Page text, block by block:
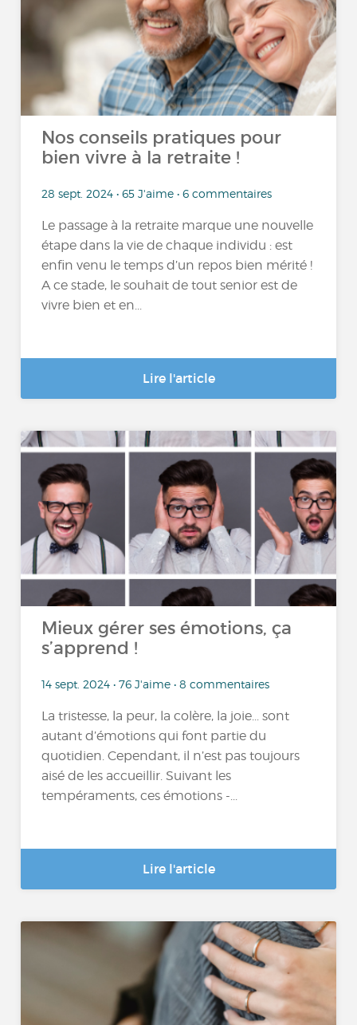
Nos conseils pratiques pour
bien vivre à la retraite !
28 sept. 2024 • 65 J'aime • 6 commentaires
Le passage à la retraite marque une nouvelle
étape dans la vie de chaque individu : est
enfin venu le temps d’un repos bien mérité !
A ce stade, le souhait de tout senior est de
vivre bien et en...
Lire l'article
Mieux gérer ses émotions, ça
s’apprend !
14 sept. 2024 • 76 J'aime • 8 commentaires
La tristesse, la peur, la colère, la joie... sont
autant d’émotions qui font partie du
quotidien. Cependant, il n’est pas toujours
aisé de les accueillir. Suivant les
tempéraments, ces émotions -...
Lire l'article